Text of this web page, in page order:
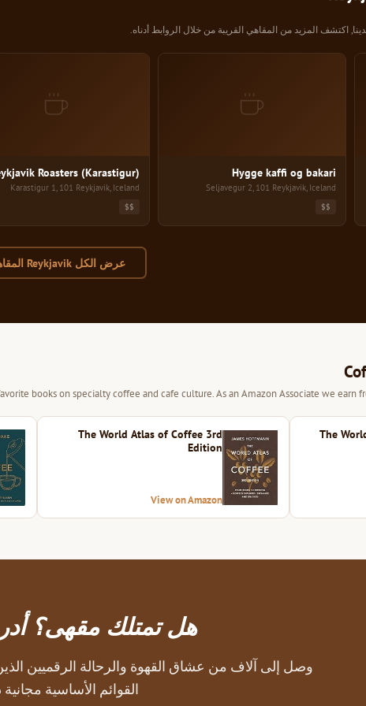
اكتشف المزيد من المقاهي القريبة من خلال الروابط أدناه.
Hygge kaffi og bakari
Hygge kaffi og bakari
Seljavegur 2, 101 Reykjavik, Iceland
$$
Roasters (Karastigur)
Karastigur 1, 101 Reykjavik, Iceland
$$
عرض الكل Reykjavik المقاهي
books on specialty coffee and cafe culture. As an Amazon Associate we earn
The
The World Atlas of Coffee 3rd
Edition
View on Amazon
هل تمتلك مقهى؟
وصل إلى آلاف من عشاق القهوة والرحالة الرقميين
القوائم الأساسية مجانية